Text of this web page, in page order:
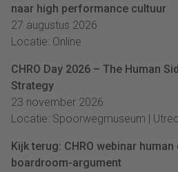
naar high performance cultuur
27 augustus 2026
Locatie: Online
CHRO Day 2026 – The Human
Strategy
23 november 2026
Locatie: Spoorwegmuseum |
Kijk terug: CHRO webinar
boardroom-argument